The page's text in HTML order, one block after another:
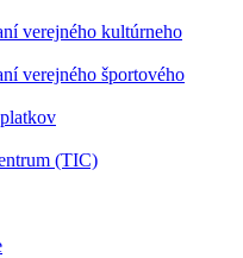
verejného kultúrneho
verejného športového
(TIC)